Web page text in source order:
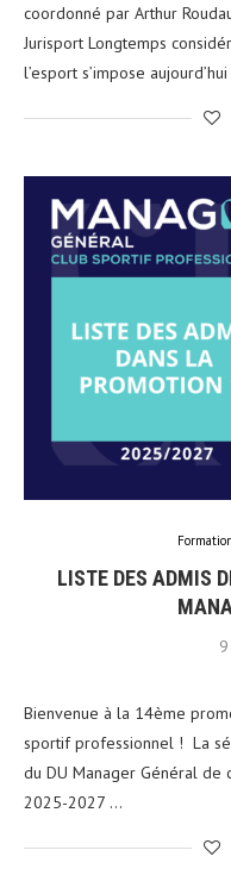
coordonné par Arthur
Jurisport Longtemps
l’esport s’impose
LISTE DES ADMIS
Bienvenue à la 14ème
sportif professionnel ! La
du DU Manager Général de
2025-2027 …